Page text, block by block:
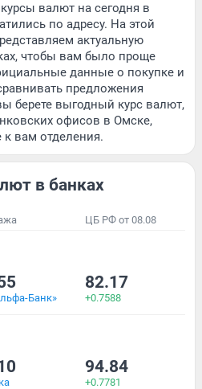
валют на сегодня в
по адресу. На этой
актуальную
чтобы вам было проще
данные о покупке и
предложения
берете выгодный курс валют,
офисов в Омске,
вам отделения.
в банках
ЦБ РФ от 08.08
Банк»
82.17
+0.7588
94.84
+0.7781